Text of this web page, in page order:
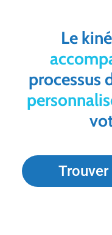
Le
processus